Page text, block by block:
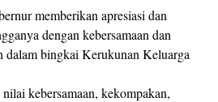
memberikan apresiasi dan
dengan kebersamaan dan
dalam bingkai Kerukunan Keluarga
kebersamaan, kekompakan,